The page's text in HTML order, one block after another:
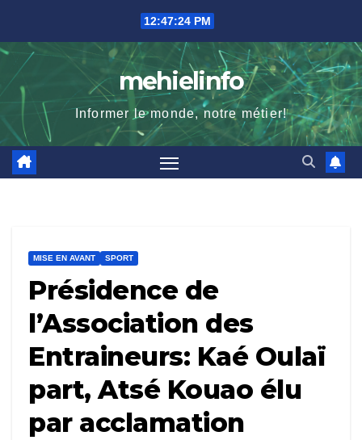
content
12:47:26 PM
mehielinfo
Informer le monde, notre métier!
MISE EN AVANT SPORT
Présidence de
l’Association des
Entraineurs: Kaé Oulaï
part, Atsé Kouao élu
par acclamation